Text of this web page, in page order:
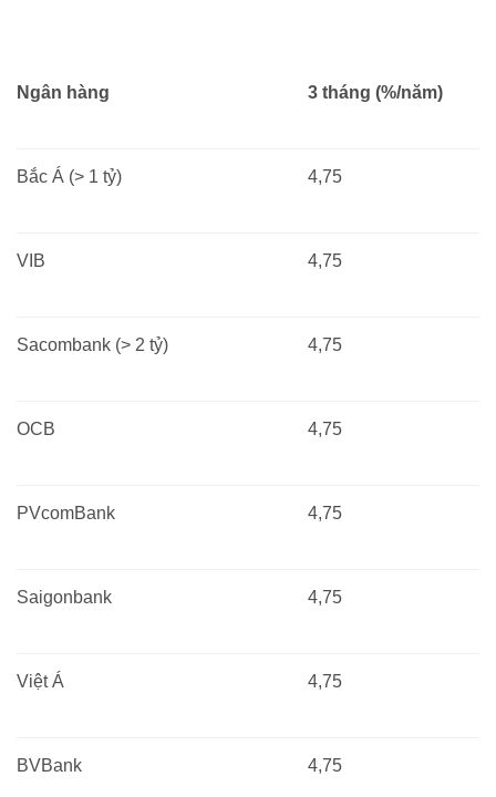
Ngân hàng 3 tháng (%/năm)
Bắc Á (> 1 tỷ) 4,75
VIB 4,75
Sacombank (> 2 tỷ) 4,75
OCB 4,75
PVcomBank 4,75
Saigonbank 4,75
Việt Á 4,75
BVBank 4,75